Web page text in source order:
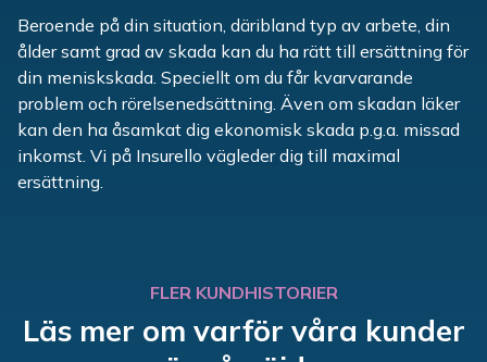
Beroende på din situation, däribland typ av arbete, din
ålder samt grad av skada kan du ha rätt till ersättning för
din meniskskada. Speciellt om du får kvarvarande
problem och rörelsenedsättning. Även om skadan läker
kan den ha åsamkat dig ekonomisk skada p.g.a. missad
inkomst. Vi på Insurello vägleder dig till maximal
ersättning.
FLER KUNDHISTORIER
Läs mer om varför våra kunder